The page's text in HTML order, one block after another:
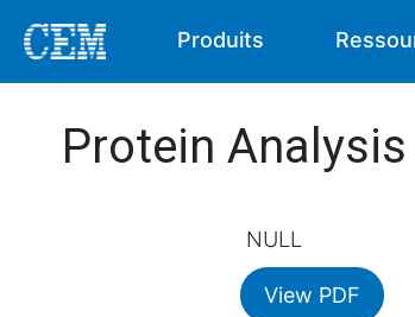
Produits
Protein
NULL
View PDF